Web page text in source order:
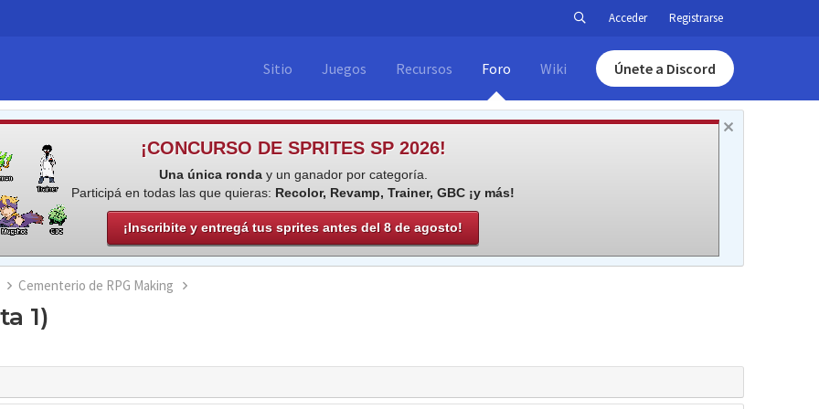
Acceder Registrarse
Sitio Juegos Recursos Foro Wiki Únete a Discord
¡CONCURSO DE SPRITES SP 2026!
Una única ronday un ganador por categoría.
Participá en todas las que quieras: Recolor, Revamp, Trainer, GBC ¡y más!
¡Inscribite y entregá tus sprites antes del 8 de agosto!
Cementerio de RPG Making
1)